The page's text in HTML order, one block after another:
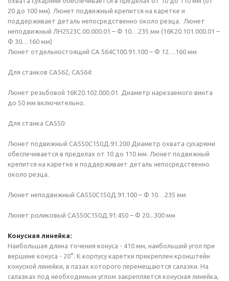
20 до 100 мм). Люнет подвижный крепится на каретке и
поддерживает деталь непосредственно около резца. Люнет
неподвижный ЛН2523С.00.000.01 – Ф 10…235 мм (16К20.101.000.01 –
Ф 30…160 мм)
Люнет отдельностоящий СА 564С100.91.100 – Ф 12…160 мм
Для станков СА562, СА564:
Люнет резьбовой 16К20.102.000.01. Диаметр нарезаемого винта
до 50 мм включительно.
Для станка СА550:
Люнет подвижный СА550С150Д.91.200 Диаметр охвата сухарями
обеспечивается в пределах от 10 до 110 мм. Люнет подвижный
крепится на каретке и поддерживает деталь непосредственно
около резца.
Люнет неподвижный СА550С150Д.91.100 – Ф 10…235 мм
Люнет роликовый СА550С150Д.91.450 – Ф 20...300 мм
Конусная линейка:
Наибольшая длина точения конуса - 410 мм, наибольший угол при
вершине конуса - 20°. К корпусу каретки прикреплен кронштейн
конусной линейки, в пазах которого перемещаются салазки. На
салазках под необходимым углом закрепляется конусная линейка,